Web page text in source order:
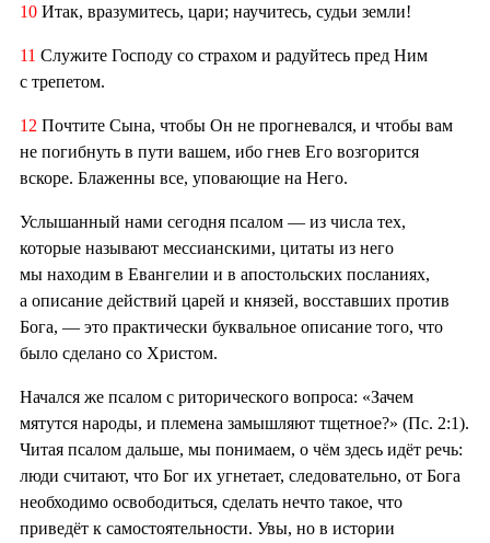
10 Итак, вразумитесь, цари; научитесь, судьи земли!
11 Служите Господу со страхом и радуйтесь пред Ним
с трепетом.
12 Почтите Сына, чтобы Он не прогневался, и чтобы вам
не погибнуть в пути вашем, ибо гнев Его возгорится
вскоре. Блаженны все, уповающие на Него.
Услышанный нами сегодня псалом — из числа тех,
которые называют мессианскими, цитаты из него
мы находим в Евангелии и в апостольских посланиях,
а описание действий царей и князей, восставших против
Бога, — это практически буквальное описание того, что
было сделано со Христом.
Начался же псалом с риторического вопроса: «Зачем
мятутся народы, и племена замышляют тщетное?» (Пс. 2:1).
Читая псалом дальше, мы понимаем, о чём здесь идёт речь:
люди считают, что Бог их угнетает, следовательно, от Бога
необходимо освободиться, сделать нечто такое, что
приведёт к самостоятельности. Увы, но в истории